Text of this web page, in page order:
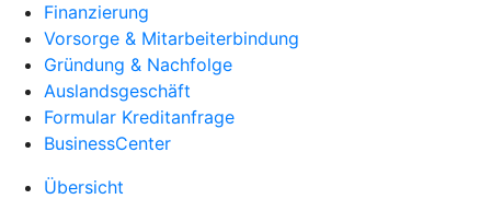
Finanzierung
Vorsorge & Mitarbeiterbindung
Gründung & Nachfolge
Auslandsgeschäft
Formular Kreditanfrage
BusinessCenter
Übersicht